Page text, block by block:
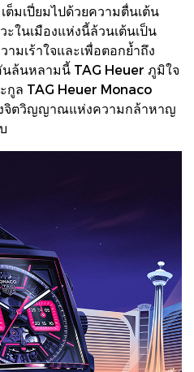
ต็มเปี่ยมไปด้วยความตื่นเต้น
ในเมืองแห่งนี้ล้วนเต้นเป็น
มเร้าใจและเพื่อตอกย้ำถึง
ล้นหลามนี้ TAG Heuer ภูมิใจ
กูล TAG Heuer Monaco
จิตวิญญาณแห่งความกล้าหาญ